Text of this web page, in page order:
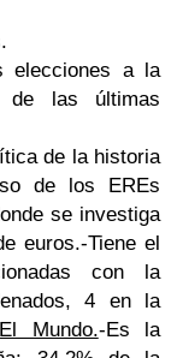
elecciones a la
de las últimas
de la historia
de los EREs
se investiga
euros.-Tiene el
con la
4 en la
El Mundo.-Es la